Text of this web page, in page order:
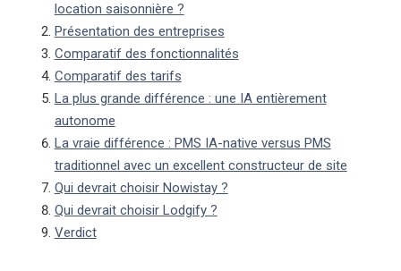
location saisonnière ?
Présentation des entreprises
Comparatif des fonctionnalités
Comparatif des tarifs
La plus grande différence : une IA entièrement
autonome
La vraie différence : PMS IA-native versus PMS
traditionnel avec un excellent constructeur de site
Qui devrait choisir Nowistay ?
Qui devrait choisir Lodgify ?
Verdict